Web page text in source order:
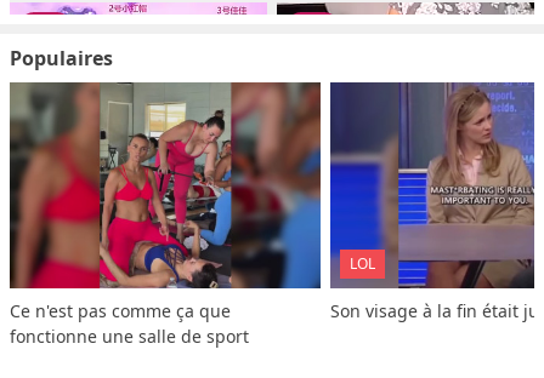
Populaires
Ce n'est pas comme ça que
fonctionne une salle de sport
LOL
Son visage à la fin était